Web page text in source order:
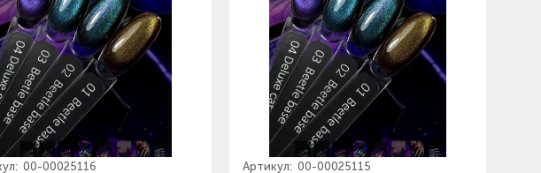
00-00025116 Артикул: 00-00025115